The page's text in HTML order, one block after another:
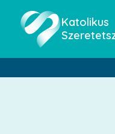
Katolikus